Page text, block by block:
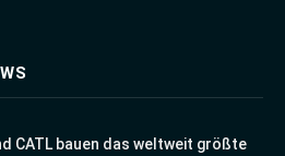
CATL bauen das weltweit größte